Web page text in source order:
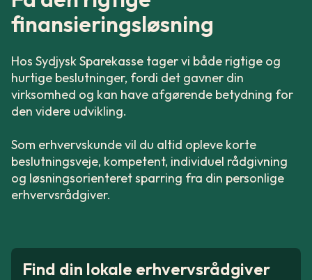
finansieringsløsning
Hos Sydjysk Sparekasse tager vi både rigtige og
hurtige beslutninger, fordi det gavner din
virksomhed og kan have afgørende betydning for
den videre udvikling.
Som erhvervskunde vil du altid opleve korte
beslutningsveje, kompetent, individuel rådgivning
og løsningsorienteret sparring fra din personlige
erhvervsrådgiver.
Find din lokale erhvervsrådgiver